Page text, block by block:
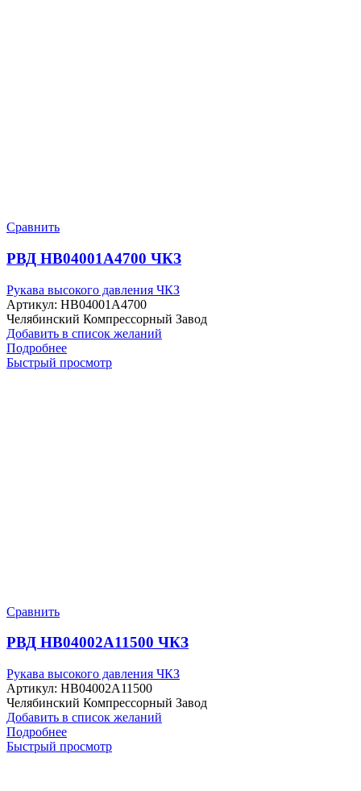
Сравнить
РВД HB04001A4700 ЧКЗ
Рукава высокого давления ЧКЗ
Артикул: HB04001A4700
Челябинский Компрессорный Завод
Добавить в список желаний
Подробнее
Быстрый просмотр
Сравнить
РВД HB04002A11500 ЧКЗ
Рукава высокого давления ЧКЗ
Артикул: HB04002A11500
Челябинский Компрессорный Завод
Добавить в список желаний
Подробнее
Быстрый просмотр